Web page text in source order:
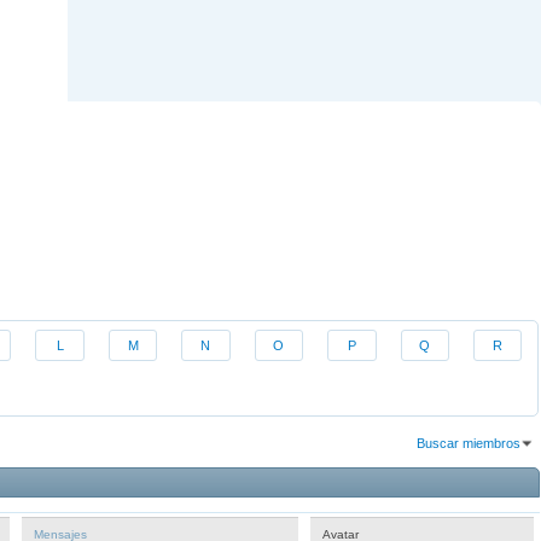
L M N O P Q R
Buscar miembros
Mensajes Avatar